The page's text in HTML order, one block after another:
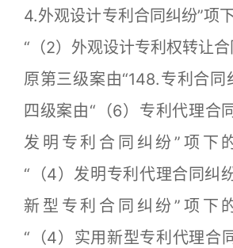
4.外观设计专利合同纠纷”项
“（2）外观设计专利权转让
原第三级案由“148.专利合同
四级案由“（6）专利代理合
发明专利合同纠纷”项下
“（4）发明专利代理合同纠
新型专利合同纠纷”项下
“（4）实用新型专利代理合